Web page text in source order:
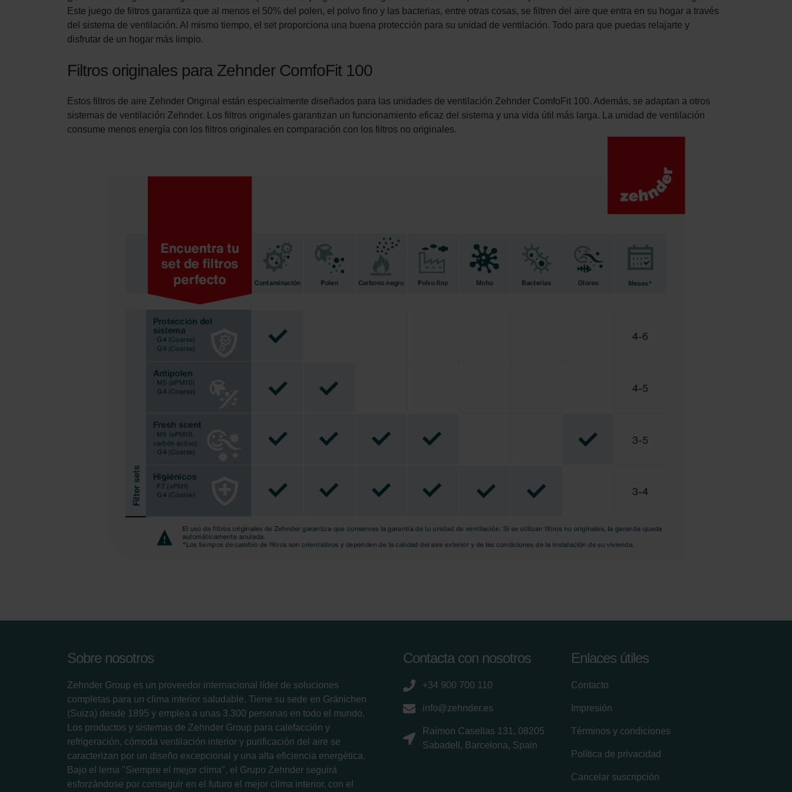
Zehnder Group Sales International: Privacy Policy
Zehnder Group Schweiz AG: Datenschutz
Zehnder Polska Sp. z o.o.: Oświadczenie o ochronie danych Zehnder
Este juego de filtros garantiza que al menos el 50% del polen, el polvo fino y las bacterias, entre otras cosas, se filtren del aire que entra en su hogar a través
del sistema de ventilación. Al mismo tiempo, el set proporciona una buena protección para su unidad de ventilación. Todo para que puedas relajarte y
disfrutar de un hogar más limpio.
Filtros originales para Zehnder ComfoFit 100
Estos filtros de aire Zehnder Original están especialmente diseñados para las unidades de ventilación Zehnder ComfoFit 100. Además, se adaptan a otros
sistemas de ventilación Zehnder. Los filtros originales garantizan un funcionamiento eficaz del sistema y una vida útil más larga. La unidad de ventilación
consume menos energía con los filtros originales en comparación con los filtros no originales.
Sobre nosotros
Zehnder Group es un proveedor internacional líder de soluciones
completas para un clima interior saludable. Tiene su sede en Gränichen
(Suiza) desde 1895 y emplea a unas 3.300 personas en todo el mundo.
Los productos y sistemas de Zehnder Group para calefacción y
refrigeración, cómoda ventilación interior y purificación del aire se
caracterizan por un diseño excepcional y una alta eficiencia energética.
Bajo el lema "Siempre el mejor clima", el Grupo Zehnder seguirá
esforzándose por conseguir en el futuro el mejor clima interior, con el
Contacta con nosotros
+34 900 700 110
info@zehnder.es
Raimon Casellas 131, 08205
Sabadell, Barcelona, Spain
Enlaces útiles
Contacto
Impresión
Términos y condiciones
Política de privacidad
Cancelar suscripción